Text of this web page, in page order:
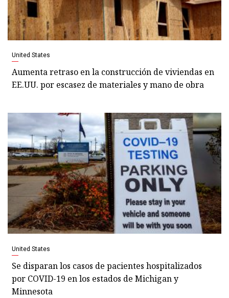
United States
Aumenta retraso en la construcción de viviendas en
EE.UU. por escasez de materiales y mano de obra
United States
Se disparan los casos de pacientes hospitalizados
por COVID-19 en los estados de Michigan y
Minnesota